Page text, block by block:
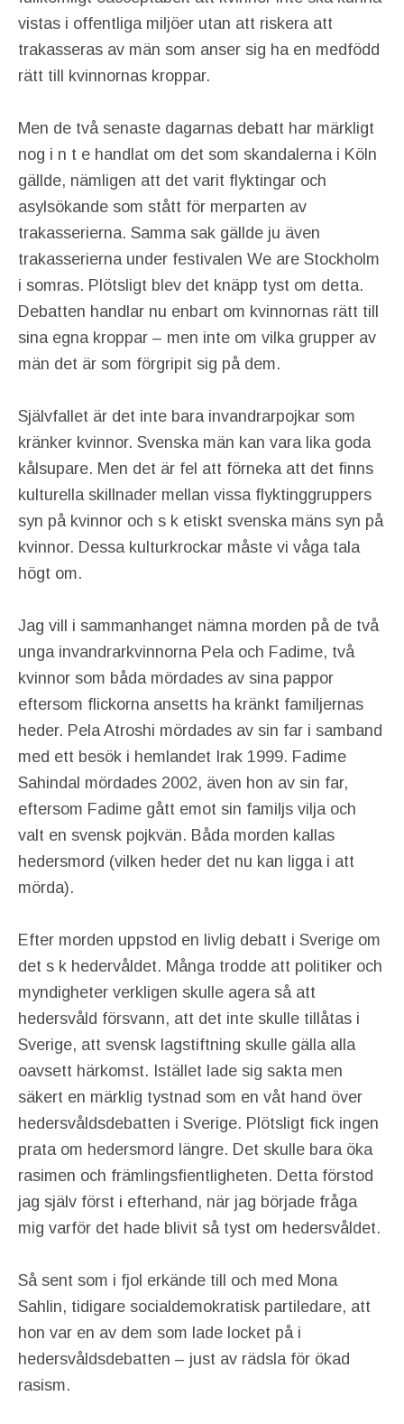
vistas i offentliga miljöer utan att riskera att
trakasseras av män som anser sig ha en medfödd
rätt till kvinnornas kroppar.
Men de två senaste dagarnas debatt har märkligt
nog i n t e handlat om det som skandalerna i Köln
gällde, nämligen att det varit flyktingar och
asylsökande som stått för merparten av
trakasserierna. Samma sak gällde ju även
trakasserierna under festivalen We are Stockholm
i somras. Plötsligt blev det knäpp tyst om detta.
Debatten handlar nu enbart om kvinnornas rätt till
sina egna kroppar – men inte om vilka grupper av
män det är som förgripit sig på dem.
Självfallet är det inte bara invandrarpojkar som
kränker kvinnor. Svenska män kan vara lika goda
kålsupare. Men det är fel att förneka att det finns
kulturella skillnader mellan vissa flyktinggruppers
syn på kvinnor och s k etiskt svenska mäns syn på
kvinnor. Dessa kulturkrockar måste vi våga tala
högt om.
Jag vill i sammanhanget nämna morden på de två
unga invandrarkvinnorna Pela och Fadime, två
kvinnor som båda mördades av sina pappor
eftersom flickorna ansetts ha kränkt familjernas
heder. Pela Atroshi mördades av sin far i samband
med ett besök i hemlandet Irak 1999. Fadime
Sahindal mördades 2002, även hon av sin far,
eftersom Fadime gått emot sin familjs vilja och
valt en svensk pojkvän. Båda morden kallas
hedersmord (vilken heder det nu kan ligga i att
mörda).
Efter morden uppstod en livlig debatt i Sverige om
det s k hedervåldet. Många trodde att politiker och
myndigheter verkligen skulle agera så att
hedersvåld försvann, att det inte skulle tillåtas i
Sverige, att svensk lagstiftning skulle gälla alla
oavsett härkomst. Istället lade sig sakta men
säkert en märklig tystnad som en våt hand över
hedersvåldsdebatten i Sverige. Plötsligt fick ingen
prata om hedersmord längre. Det skulle bara öka
rasimen och främlingsfientligheten. Detta förstod
jag själv först i efterhand, när jag började fråga
mig varför det hade blivit så tyst om hedersvåldet.
Så sent som i fjol erkände till och med Mona
Sahlin, tidigare socialdemokratisk partiledare, att
hon var en av dem som lade locket på i
hedersvåldsdebatten – just av rädsla för ökad
rasism.